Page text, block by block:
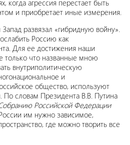
когда агрессия перестает быть
и приобретает иные измерения.
развязал «гибридную войну».
Россию как
Для ее достижения наши
только что названные мною
внутриполитическую
и
общество, используют
По словам Президента В.В. Путина
Российской Федерации
им нужно зависимое,
где можно творить все